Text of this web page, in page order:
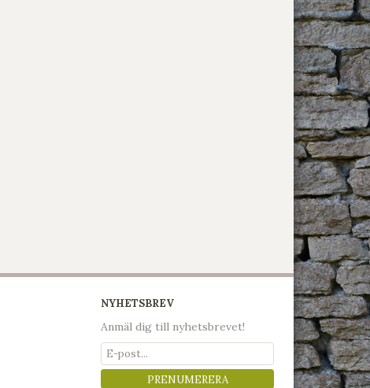
NYHETSBREV
Anmäl dig till nyhetsbrevet!
PRENUMERERA